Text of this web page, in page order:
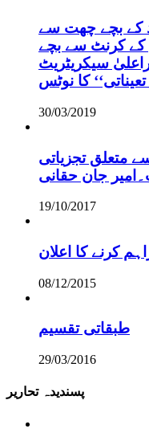
کے بچے چھت سے
کے کرنٹ سے بچے
سیکریٹریٹ
کا نوٹس
30/03/2019
متعلق تجزیاتی
جان حقانی
19/10/2017
کرنے کا اعلان
08/12/2015
طبقاتی تقسیم
29/03/2016
پسندیدہ تحاریر